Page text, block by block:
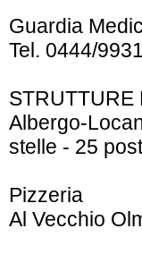
Guardia
Tel. 0444/
STRUTTURE
Albergo-
stelle - 25
Pizzeria
Al Vecchio